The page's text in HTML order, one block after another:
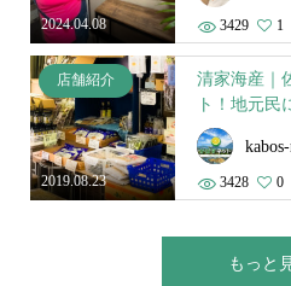
2024.04.08 3429 1
2019.08.23
店舗紹介
清家海産｜
ト！地元民
3428 0
もっと